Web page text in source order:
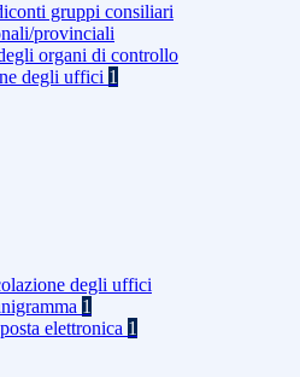
gruppi consiliari
provinciali
organi di controllo
degli uffici 1
degli uffici
1
elettronica 1